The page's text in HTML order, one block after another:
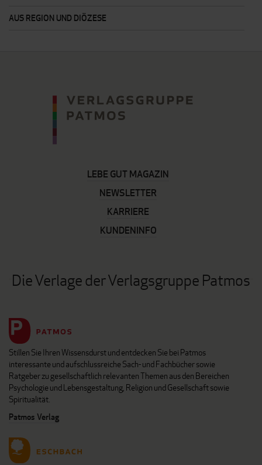
AUS REGION UND DIÖZESE
LEBE GUT MAGAZIN
NEWSLETTER
KARRIERE
KUNDENINFO
Die Verlage der Verlagsgruppe Patmos
Stillen Sie Ihren Wissensdurst und entdecken Sie bei Patmos
interessante und aufschlussreiche Sach- und Fachbücher sowie
Ratgeber zu gesellschaftlich relevanten Themen aus den Bereichen
Psychologie und Lebensgestaltung, Religion und Gesellschaft sowie
Spiritualität.
Patmos Verlag